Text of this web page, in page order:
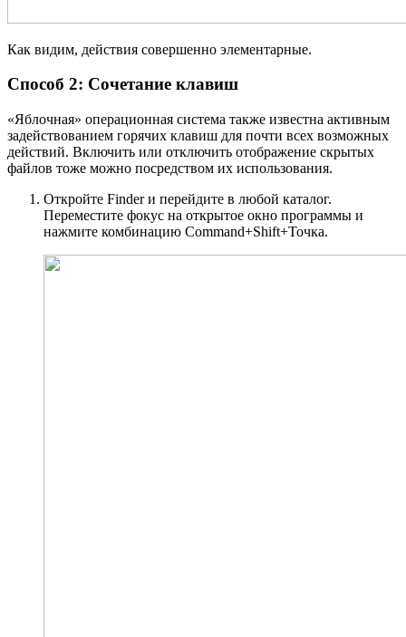
Как видим, действия совершенно элементарные.
Способ 2: Сочетание клавиш
«Яблочная» операционная система также известна активным
задействованием горячих клавиш для почти всех возможных
действий. Включить или отключить отображение скрытых
файлов тоже можно посредством их использования.
Откройте Finder и перейдите в любой каталог.
Переместите фокус на открытое окно программы и
нажмите комбинацию Command+Shift+Точка.